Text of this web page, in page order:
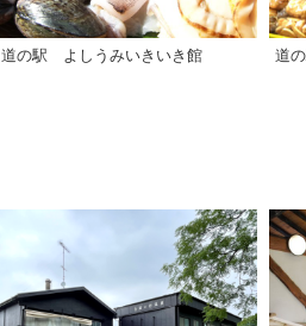
道の駅 よしうみいきいき館